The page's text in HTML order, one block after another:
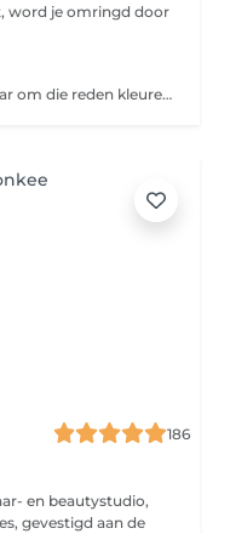
word je omringd door
Wordt je inmiddels grijs en wil je je haar om die reden kleuren? Of ben je juist toe aan een nieuwe hippe kleur? Bij het kleuren van je haar zal de specialist door middel van diverse technieken jouw perfecte look creëeren. In combinatie met een knipbeurt is jouw coupe weer helemaal compleet!
186
en beautystudio,
gevestigd aan de